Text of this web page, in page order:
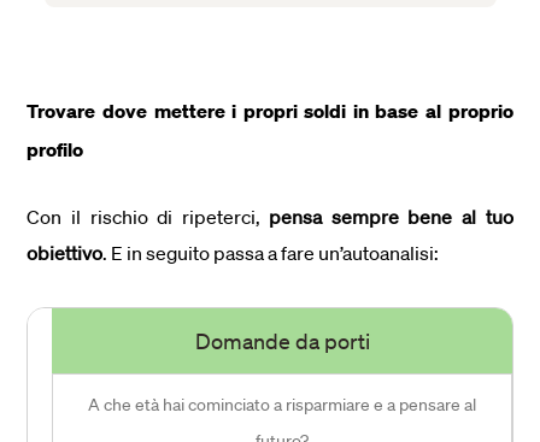
Trovare dove mettere i propri soldi in base al proprio
profilo
Con il rischio di ripeterci, pensa sempre bene al tuo
obiettivo. E in seguito passa a fare un’autoanalisi:
Domande da porti
A che età hai cominciato a risparmiare e a pensare al